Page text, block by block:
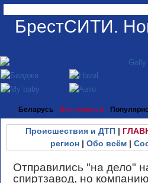
БрестСИТИ.
Беларусь Все новости
Происшествия и ДТП|
регион | Обо всём |
Отправились "на дело"
спиртзавод, но